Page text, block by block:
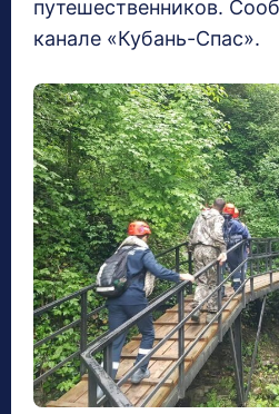
путешественников.
канале «Кубань-Спас».